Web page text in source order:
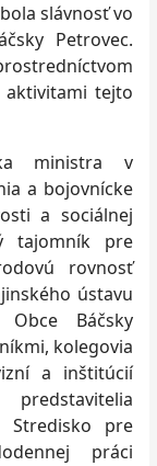
slávnosť vo
Petrovec.
aktivitami tejto
ministra v
a bojovnícke
a sociálnej
tajomník pre
rovnosť
ústavu
Báčsky
kolegovia
a inštitúcií
Stredisko pre
práci